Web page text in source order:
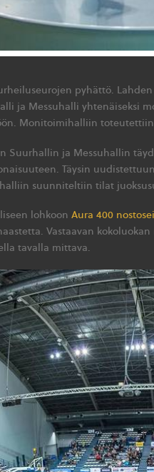
pyhättö.
ja Messuhalli yhtenäiseksi
Monitoimihalliin
Suurhallin ja Messuhallin
Täysin
suunniteltiin tilat
lohkoon Aura 400
Vastaavan
tavalla mittava.